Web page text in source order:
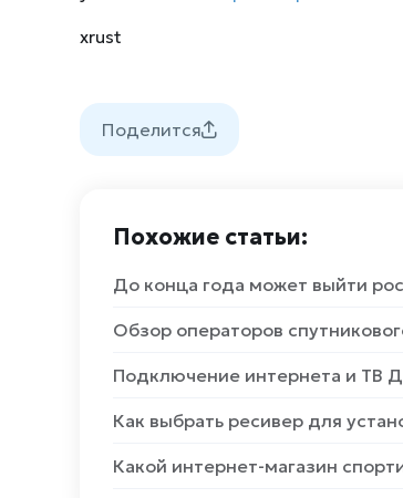
xrust
Поделится
Похожие статьи:
До конца года может выйти
Обзор операторов
Подключение интернета и ТВ
Как выбрать ресивер для
Какой интернет-магазин